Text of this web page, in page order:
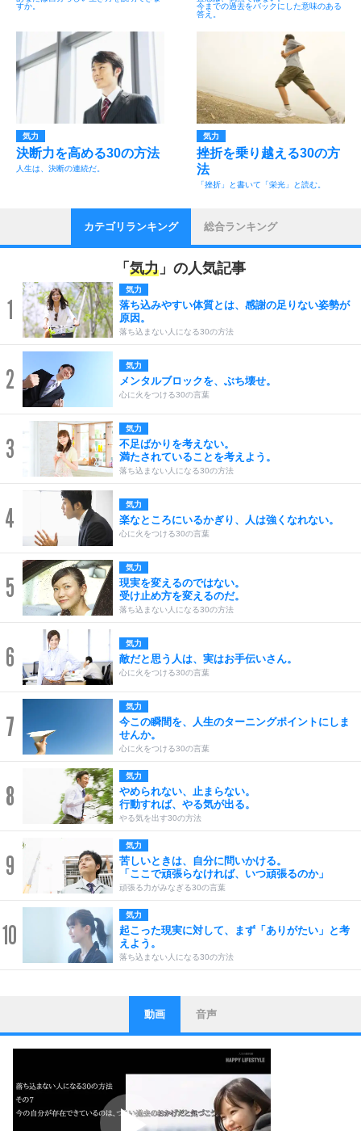
すか。
今までの過去をバックにした意味のある
答え。
気力
決断力を高める30の方法
人生は、決断の連続だ。
気力
挫折を乗り越える30の方
法
「挫折」と書いて「栄光」と読む。
カテゴリランキング 総合ランキング
「 気力 」の人気記事
1
気力
落ち込みやすい体質とは、感謝の足りない姿勢が
原因。
落ち込まない人になる30の方法
2 気力
メンタルブロックを、ぶち壊せ。
心に火をつける30の言葉
3
気力
不足ばかりを考えない。
満たされていることを考えよう。
落ち込まない人になる30の方法
4 気力
楽なところにいるかぎり、人は強くなれない。
心に火をつける30の言葉
5
気力
現実を変えるのではない。
受け止め方を変えるのだ。
落ち込まない人になる30の方法
6 気力
敵だと思う人は、実はお手伝いさん。
心に火をつける30の言葉
7
気力
今この瞬間を、人生のターニングポイントにしま
せんか。
心に火をつける30の言葉
8
気力
やめられない、止まらない。
行動すれば、やる気が出る。
やる気を出す30の方法
9
気力
苦しいときは、自分に問いかける。
「ここで頑張らなければ、いつ頑張るのか」
頑張る力がみなぎる30の言葉
10
気力
起こった現実に対して、まず「ありがたい」と考
えよう。
落ち込まない人になる30の方法
1
ストレス対策
他人と比べない。
いっそのこと、他人を見ない。
いらいらしない人になる30の方法
ポジティブになれない原因は、行動しないから。
ポジティブ思考になる30の方法
動画 音声